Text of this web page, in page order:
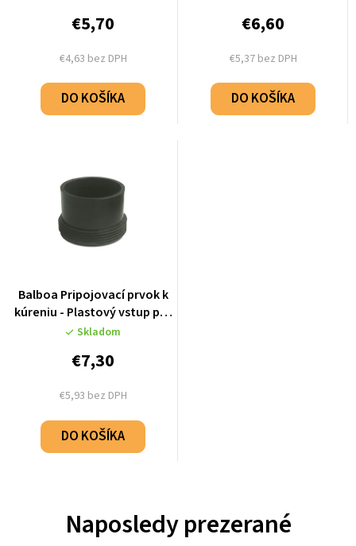
€4,63 bez DPH
€5,70
DO KOŠÍKA
€5,37 bez DPH
€6,60
DO KOŠÍKA
Balboa Pripojovací prvok k
kúreniu - Plastový vstup pre
hadicu 60mm - 50085
Skladom
€5,93 bez DPH
€7,30
DO KOŠÍKA
Naposledy prezerané